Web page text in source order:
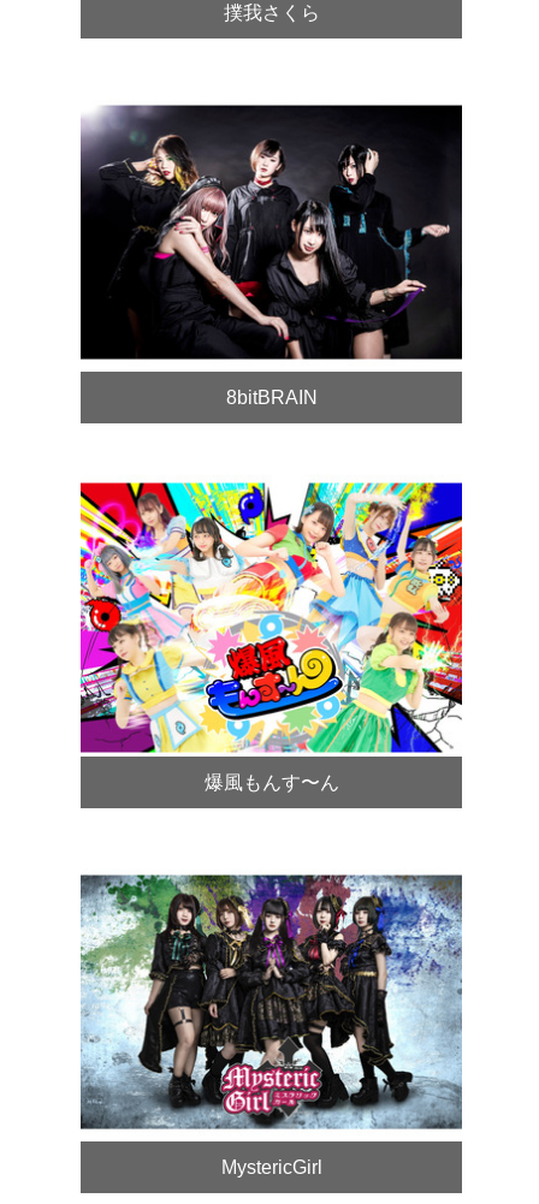
撲我さくら
8bitBRAIN
爆風もんす〜ん
MystericGirl